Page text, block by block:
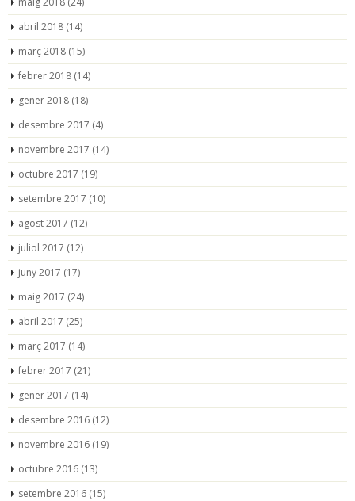
abril 2018 (14)
març 2018 (15)
febrer 2018 (14)
gener 2018 (18)
desembre 2017 (4)
novembre 2017 (14)
octubre 2017 (19)
setembre 2017 (10)
agost 2017 (12)
juliol 2017 (12)
juny 2017 (17)
maig 2017 (24)
abril 2017 (25)
març 2017 (14)
febrer 2017 (21)
gener 2017 (14)
desembre 2016 (12)
novembre 2016 (19)
octubre 2016 (13)
setembre 2016 (15)